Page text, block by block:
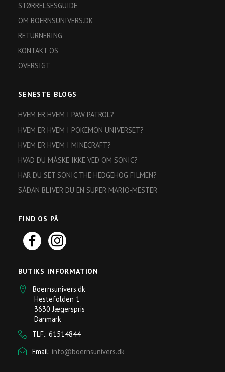
STØRRELSESGUIDE
OM BOERNSUNIVERS.DK
RETURNERING
KONTAKT OS
OVERSIGT
SENESTE BLOGS
HVEM ER HVEM I PAW PATROL?
HVEM ER HVEM I POKEMON UNIVERSET?
HVEM ER HVEM I MINECRAFT?
HVAD DU MÅSKE IKKE VED OM SONIC?
HAR DU SET SONIC THE HEDGEHOG FILMEN?
SÅDAN BLIVER DU EN SUPER MARIO-MESTER
FIND OS PÅ
BUTIKS INFORMATION
Boernsunivers.dk
Hestefolden 1
3630 Jægerspris
Danmark
TLF.: 61514844
Email: info@boernsunivers.dk